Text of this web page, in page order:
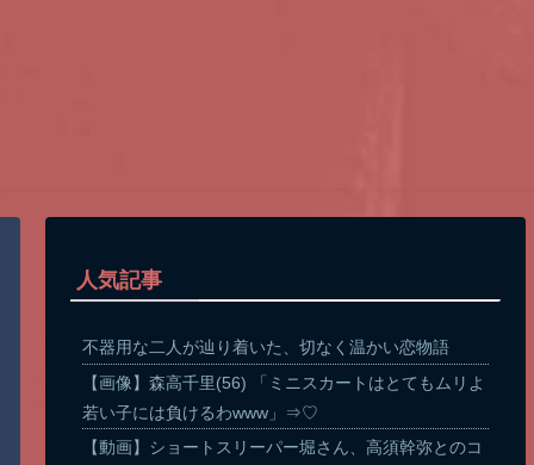
人気記事
不器用な二人が辿り着いた、切なく温かい恋物語
【画像】森高千里(56) 「ミニスカートはとてもムリよ
若い子には負けるわwww」⇒♡
【動画】ショートスリーパー堀さん、高須幹弥とのコ